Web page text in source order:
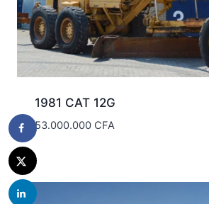
1981 CAT 12G
53.000.000 CFA